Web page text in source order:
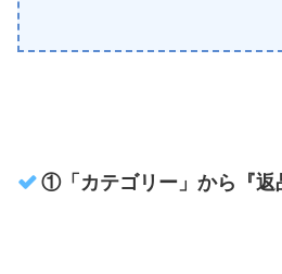
①「カテゴリー」から『返